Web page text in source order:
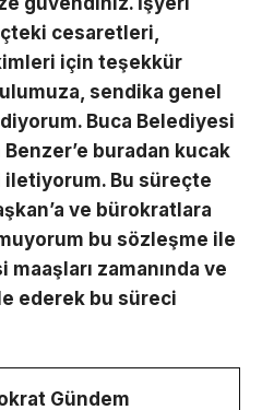
cesaretleri,
için teşekkür
sendika genel
Buca Belediyesi
buradan kucak
Bu süreçte
ve bürokratlara
bu sözleşme ile
zamanında ve
ederek bu süreci
Gündem